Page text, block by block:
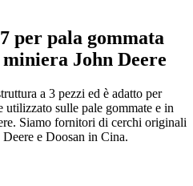
per pala gommata
John Deere
a 3 pezzi ed è adatto per
sulle pale gommate e in
Siamo fornitori di cerchi originali
e Doosan in Cina.